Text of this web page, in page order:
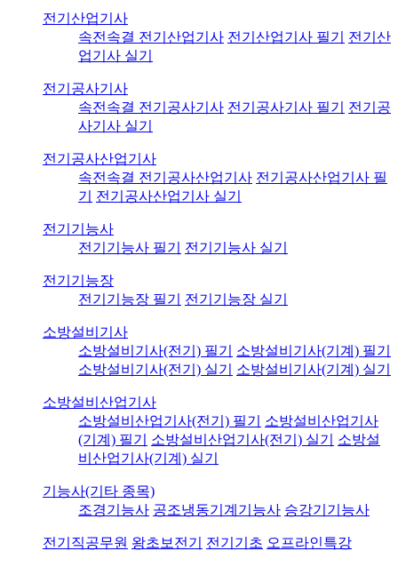
전기산업기사
속전속결 전기산업기사 전기산업기사 필기
전기산
업기사 실기
전기공사기사
속전속결 전기공사기사 전기공사기사 필기
전기공
사기사 실기
전기공사산업기사
속전속결 전기공사산업기사 전기공사산업기사 필
기
전기공사산업기사 실기
전기기능사
전기기능사 필기
전기기능사 실기
전기기능장
전기기능장 필기
전기기능장 실기
소방설비기사
소방설비기사(전기) 필기
소방설비기사(기계) 필기
소방설비기사(전기) 실기
소방설비기사(기계) 실기
소방설비산업기사
소방설비산업기사(전기) 필기
소방설비산업기사
(기계) 필기
소방설비산업기사(전기) 실기
소방설
비산업기사(기계) 실기
기능사(기타 종목)
조경기능사 공조냉동기계기능사 승강기기능사
전기직공무원 왕초보전기 전기기초 오프라인특강